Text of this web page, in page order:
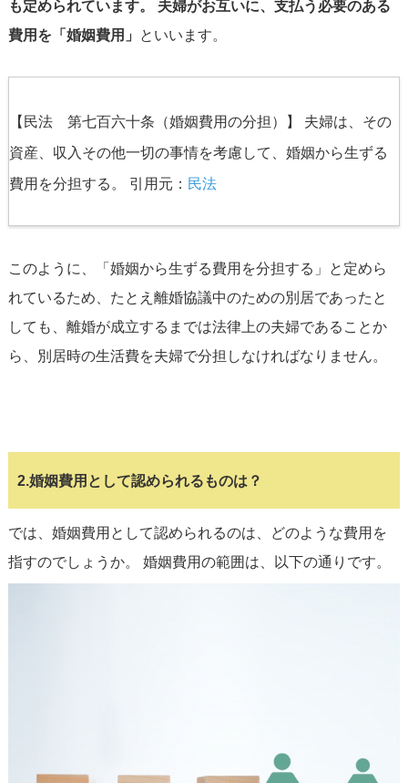
も定められています。 夫婦がお互いに、支払う必要のある
費用を「婚姻費用」
といいます。
【民法 第七百六十条（婚姻費用の分担）】 夫婦は、その
資産、収入その他一切の事情を考慮して、婚姻から生ずる
費用を分担する。 引用元： 民法
このように、「婚姻から生ずる費用を分担する」と定めら
れているため、たとえ離婚協議中のための別居であったと
しても、離婚が成立するまでは法律上の夫婦であることか
ら、別居時の生活費を夫婦で分担しなければなりません。
2.婚姻費用として認められるものは？
では、婚姻費用として認められるのは、どのような費用を
指すのでしょうか。 婚姻費用の範囲は、以下の通りです。